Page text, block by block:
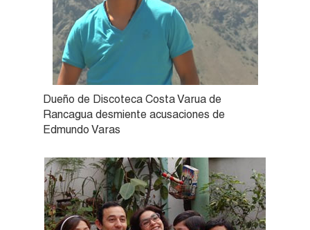
Dueño de Discoteca Costa Varua de
Rancagua desmiente acusaciones de
Edmundo Varas